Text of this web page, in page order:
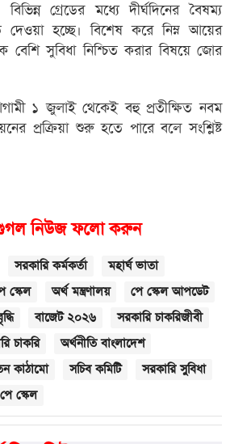
বিভিন্ন গ্রেডের মধ্যে দীর্ঘদিনের বৈষম্য
হচ্ছে। বিশেষ করে নিম্ন আয়ের
বেশি সুবিধা নিশ্চিত করার বিষয়ে জোর
১ জুলাই থেকেই বহু প্রতীক্ষিত নবম
প্রক্রিয়া শুরু হতে পারে বলে সংশ্লিষ্ট
নিউজ ফলো করুন
সরকারি কর্মকর্তা
মহার্ঘ ভাতা
স্কেল অর্থ মন্ত্রণালয়
পে স্কেল আপডেট
বাজেট ২০২৬
সরকারি চাকরিজীবী
চাকরি
অর্থনীতি বাংলাদেশ
কাঠামো সচিব কমিটি
সরকারি সুবিধা
স্কেল